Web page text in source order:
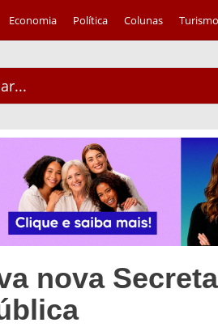
Economia Política Colunas Turismo
nova